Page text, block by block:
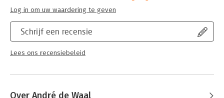
budgetteringsprocesmodel is ontwikkeld en één case
(Mammoet) waar het nieuwe model succesvol is getest.
Schrijf een recensie
Lees ons recensiebeleid
Log in om uw waardering te geven
Over André de Waal